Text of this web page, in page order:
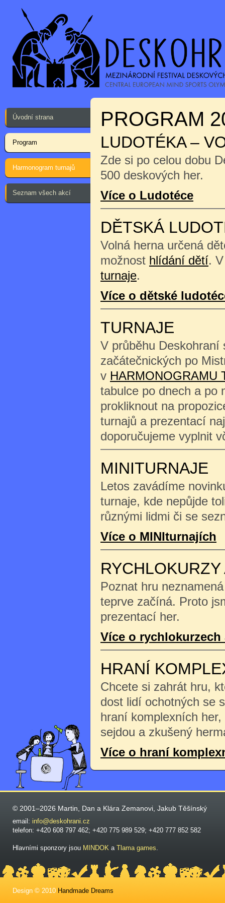
Úvodní strana
Program
Harmonogram turnajů
Seznam všech akcí
PROGRAM
LUDOTÉKA –
Zde si po celou dobu
500 deskových her.
Více o Ludotéce
DĚTSKÁ
Volná herna určená
možnost hlídání dětí.
turnaje.
Více o dětské
TURNAJE
V průběhu Deskohraní
začátečnických po
v HARMONOGRAMU
tabulce po dnech a po
prokliknout na
turnajů a prezentací
doporučujeme vyplnit
MINITURNAJE
Letos zavádíme
turnaje, kde nepůjde
různými lidmi či se
Více o MINIturnajích
Poznat hru
teprve začíná. Proto
prezentací her.
Více o rychlokurzech
HRANÍ
Chcete si zahrát hru,
dost lidí ochotných se
hraní komplexních
sejdou a zkušený
Více o hraní
© 2001–2026 Martin, Dan a Klára Zemanovi, Jakub Těšínský
email: info@deskohrani.cz
telefon: +420 608 797 462; +420 775 989 529; +420 777 852 582
Hlavními sponzory jsou MINDOK a Tlama games.
Design © 2010 Handmade Dreams